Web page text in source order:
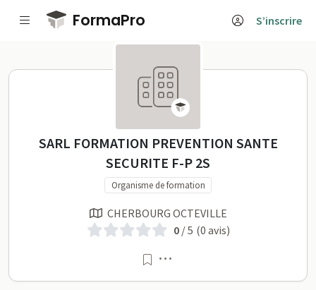
Passer au contenu principal
FormaPro S’inscrire
SARL FORMATION PREVENTION
SARL FORMATION PREVENTION SANTE
SECURITE F-P 2S
Organisme de formation
CHERBOURG OCTEVILLE
0/ 5 (0 avis)